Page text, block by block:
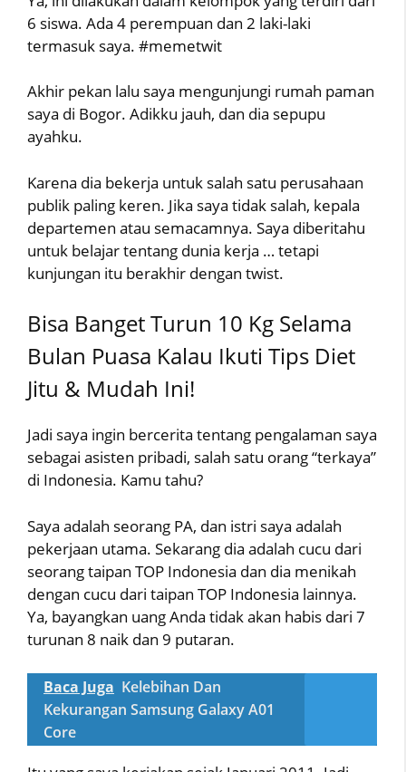
6 siswa. Ada 4 perempuan dan 2 laki-laki
termasuk saya. #memetwit
Akhir pekan lalu saya mengunjungi rumah paman
saya di Bogor. Adikku jauh, dan dia sepupu
ayahku.
Karena dia bekerja untuk salah satu perusahaan
publik paling keren. Jika saya tidak salah, kepala
departemen atau semacamnya. Saya diberitahu
untuk belajar tentang dunia kerja … tetapi
kunjungan itu berakhir dengan twist.
Bisa Banget Turun 10 Kg Selama
Bulan Puasa Kalau Ikuti Tips Diet
Jitu & Mudah Ini!
Jadi saya ingin bercerita tentang pengalaman saya
sebagai asisten pribadi, salah satu orang “terkaya”
di Indonesia. Kamu tahu?
Saya adalah seorang PA, dan istri saya adalah
pekerjaan utama. Sekarang dia adalah cucu dari
seorang taipan TOP Indonesia dan dia menikah
dengan cucu dari taipan TOP Indonesia lainnya.
Ya, bayangkan uang Anda tidak akan habis dari 7
turunan 8 naik dan 9 putaran.
Baca Juga Kelebihan Dan
Kekurangan Samsung Galaxy A01
Core